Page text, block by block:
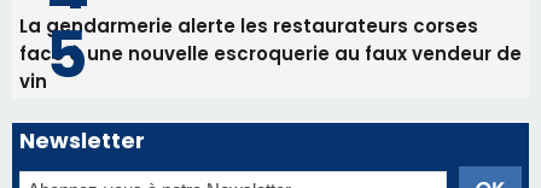
Inscrivez-vous à la newsletter de CNI et recevez par
email les infos les plus importantes et une sélection de
nos meilleurs articles